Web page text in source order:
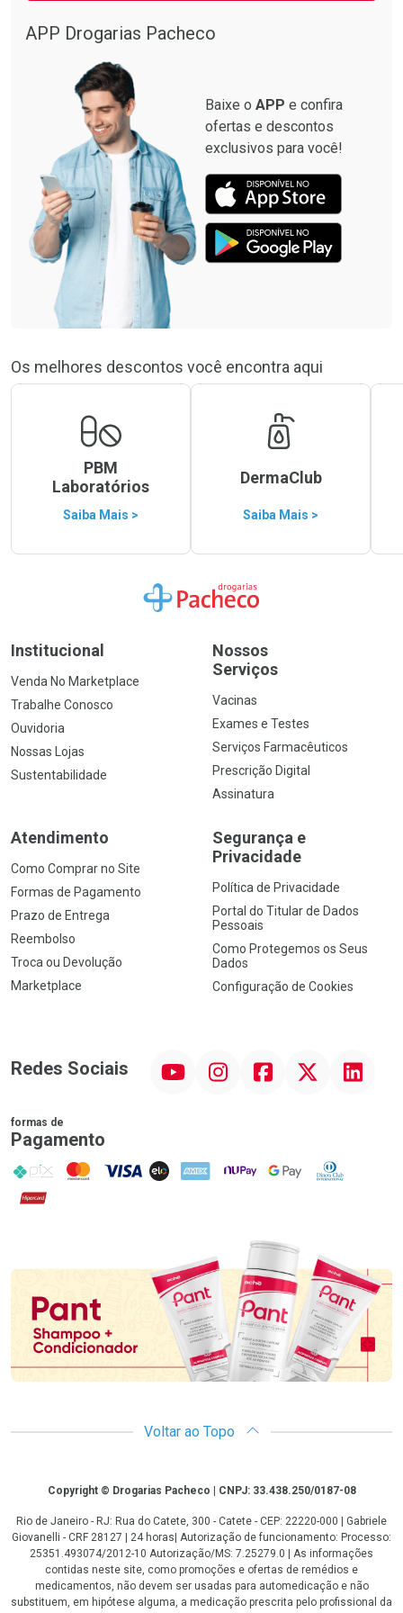
APP Drogarias Pacheco
Baixe o APP e confira
ofertas e descontos
exclusivos para você!
Os melhores descontos você encontra aqui
PBM
Laboratórios
Saiba Mais >
DermaClub
Saiba Mais >
Ir para a Home
Institucional
Venda No Marketplace
Trabalhe Conosco
Ouvidoria
Nossas Lojas
Sustentabilidade
Nossos
Serviços
Vacinas
Exames e Testes
Serviços Farmacêuticos
Prescrição Digital
Assinatura
Atendimento
Como Comprar no Site
Formas de Pagamento
Prazo de Entrega
Reembolso
Troca ou Devolução
Marketplace
Segurança e
Privacidade
Política de Privacidade
Portal do Titular de Dados
Pessoais
Como Protegemos os Seus
Dados
Configuração de Cookies
Redes Sociais InstagramFacebook Linkedin
formas de
Pagamento
PIX MasterCard
VISA ELO AMEX NuPay Google PayDiners Club
Hipercard
Promoção em Destaque
Voltar ao Topo
CopyrightCopyright © Drogarias Pacheco | CNPJ: 33.438.250/0187-08
Rio de Janeiro - RJ: Rua do Catete, 300 - Catete - CEP: 22220-000 | Gabriele
Giovanelli - CRF 28127 | 24 horas| Autorização de funcionamento: Processo:
25351.493074/2012-10 Autorização/MS: 7.25279.0 | As informações
contidas neste site, como promoções e ofertas de remédios e
medicamentos, não devem ser usadas para automedicação e não
substituem, em hipótese alguma, a medicação prescrita pelo profissional da